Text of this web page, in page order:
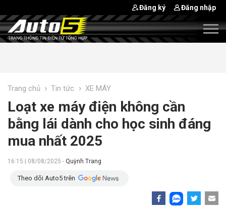
Đăng ký Đăng nhập
Trang chủ › Tin tức › XE MÁY
Loạt xe máy điện không cần
bằng lái dành cho học sinh đáng
mua nhất 2025
16:15 | 08/08/2025 - Quỳnh Trang
Theo dõi Auto5 trên